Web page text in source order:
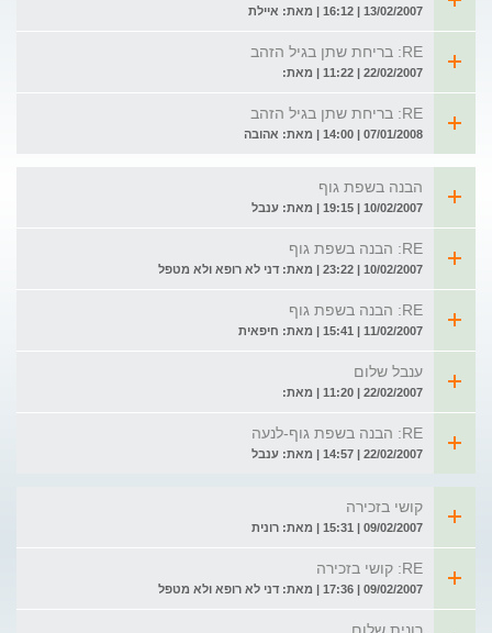
13/02/2007 | 16:12 | מאת: איילת
RE: בריחת שתן בגיל הזהב
22/02/2007 | 11:22 | מאת:
RE: בריחת שתן בגיל הזהב
07/01/2008 | 14:00 | מאת: אהובה
הבנה בשפת גוף
10/02/2007 | 19:15 | מאת: ענבל
RE: הבנה בשפת גוף
10/02/2007 | 23:22 | מאת: דני לא רופא ולא מטפל
RE: הבנה בשפת גוף
11/02/2007 | 15:41 | מאת: חיפאית
ענבל שלום
22/02/2007 | 11:20 | מאת:
RE: הבנה בשפת גוף-לנעה
22/02/2007 | 14:57 | מאת: ענבל
קושי בזכירה
09/02/2007 | 15:31 | מאת: רונית
RE: קושי בזכירה
09/02/2007 | 17:36 | מאת: דני לא רופא ולא מטפל